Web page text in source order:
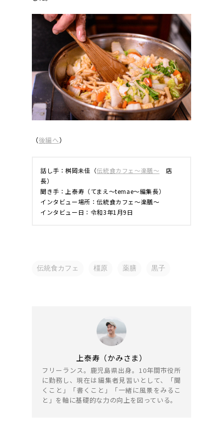
（後編へ）
話し手：桝岡未佳（伝統食カフェ〜楽膳〜 店
長）
聞き手：上泰寿（てまえ〜temae〜編集長）
インタビュー場所：伝統食カフェ〜楽膳〜
インタビュー日：令和3年1月9日
伝統食カフェ 橿原 薬膳 黒子
上泰寿（かみさま）
フリーランス。鹿児島県出身。10年間市役所
に勤務し、現在は編集者見習いとして、「聞
くこと」「書くこと」「一緒に風景をみるこ
と」を軸に基礎的な力の向上を図っている。